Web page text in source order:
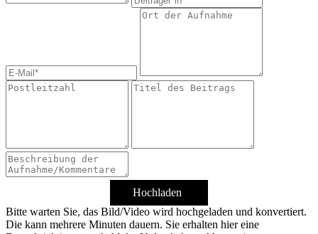
Hochladen
Bitte warten Sie, das Bild/Video wird hochgeladen und konvertiert.
Die kann mehrere Minuten dauern. Sie erhalten hier eine